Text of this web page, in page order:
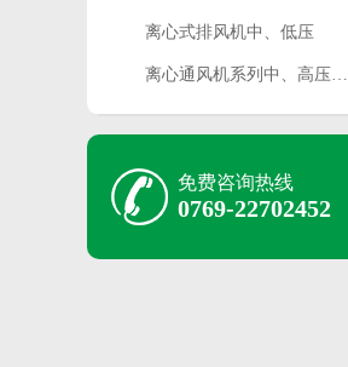
离心式排风机中、低压
离心通风机系列中、高压…
免费咨询热线
0769-22702452